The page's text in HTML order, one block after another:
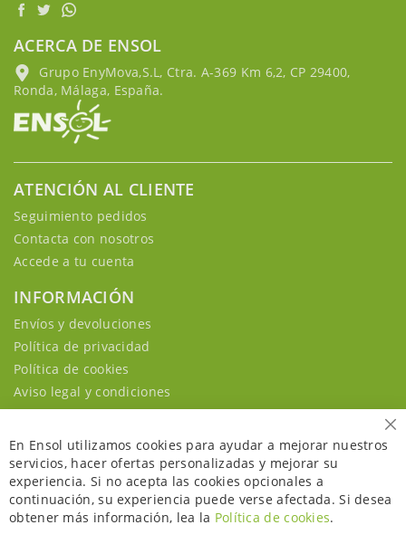
ACERCA DE ENSOL
Grupo EnyMova,S.L, Ctra. A-369 Km 6,2, CP 29400,
Ronda, Málaga, España.
ATENCIÓN AL CLIENTE
Seguimiento pedidos
Contacta con nosotros
Accede a tu cuenta
INFORMACIÓN
Envíos y devoluciones
Política de privacidad
Política de cookies
Aviso legal y condiciones
En Ensol utilizamos cookies para ayudar a mejorar nuestros
servicios, hacer ofertas personalizadas y mejorar su
experiencia. Si no acepta las cookies opcionales a
continuación, su experiencia puede verse afectada. Si desea
obtener más información, lea la Política de cookies.